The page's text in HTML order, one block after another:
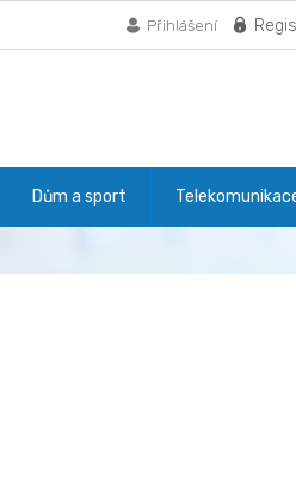
Přihlášení
Dům a sport